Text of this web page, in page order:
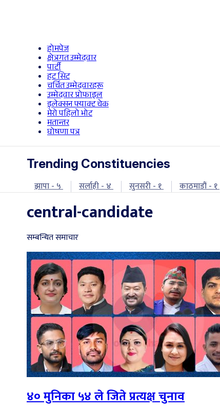
होमपेज
क्षेत्रगत उम्मेदवार
पार्टी
हट सिट
चर्चित उम्मेदवारहरू
उम्मेदवार प्रोफाइल
इलेक्सन फ्याक्ट चेक
मेरो पहिलो भोट
मतान्तर
घोषणा पत्र
Trending Constituencies
झापा - ५ सर्लाही - ४ सुनसरी - १ काठमाडौं - १
central-candidate
सम्बन्धित समाचार
४० मुनिका ५४ ले जिते प्रत्यक्ष चुनाव